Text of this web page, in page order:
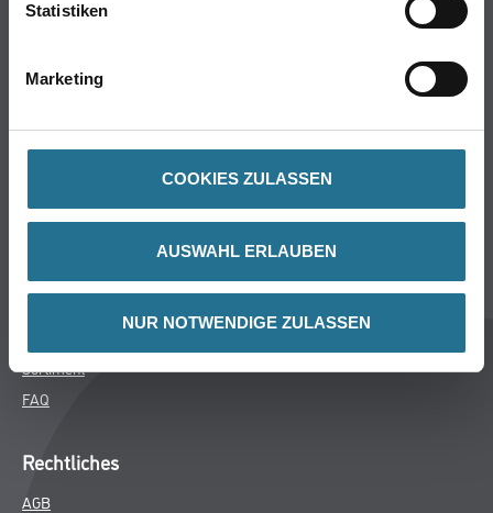
Statistiken
Marketing
COOKIES ZULASSEN
AUSWAHL ERLAUBEN
NUR NOTWENDIGE ZULASSEN
Putze- und Spachtelmassen
Wand- & Deckenbeläge
Späth Knoll GmbH
Aktuelles
Sortiment
FAQ
Rechtliches
AGB